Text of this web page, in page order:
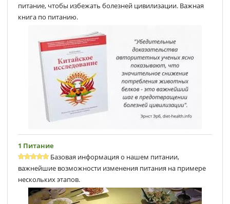
питание, чтобы избежать болезней цивилизации. Важная
книга по питанию.
1 Питание
Базовая информация о нашем питании,
важнейшие возможности изменения питания на примере
нескольких этапов.